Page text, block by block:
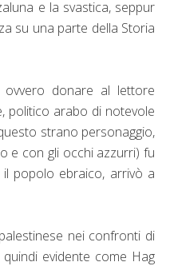
e la svastica, seppur
su una parte della Storia
donare al lettore
politico arabo di notevole
strano personaggio,
e con gli occhi azzurri) fu
popolo ebraico, arrivò a
nei confronti di
evidente come Hag